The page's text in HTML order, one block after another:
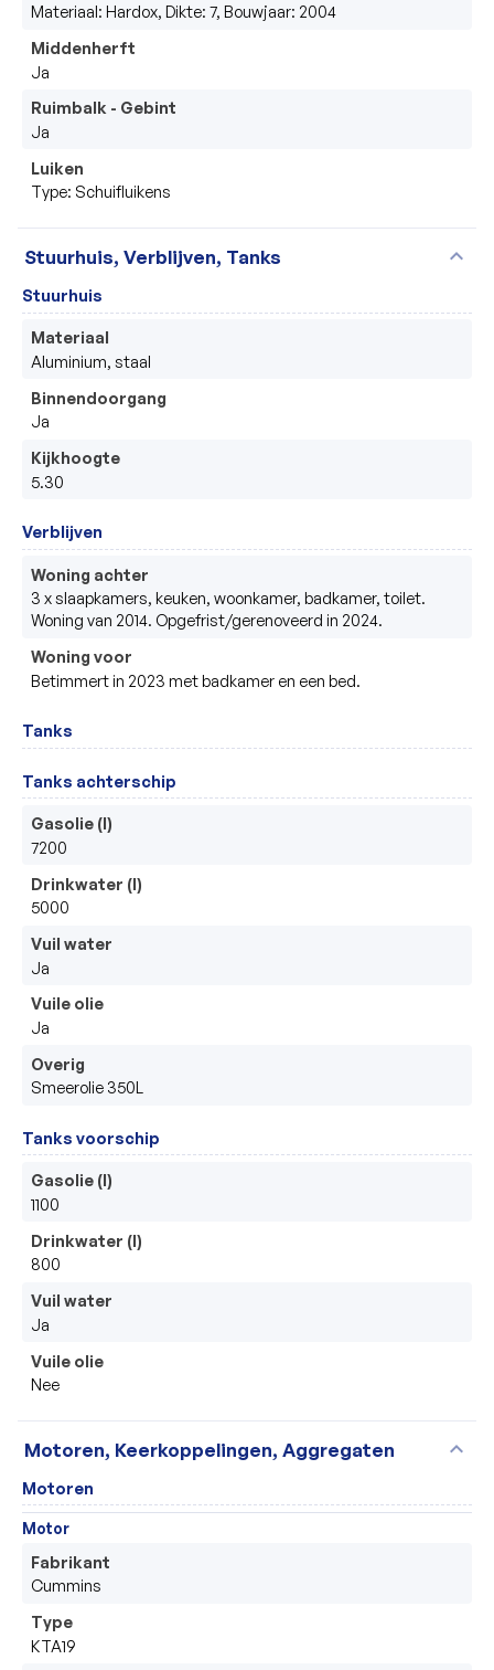
Materiaal: Hardox, Dikte: 7, Bouwjaar: 2004
Middenherft
Ja
Ruimbalk - Gebint
Ja
Luiken
Type: Schuifluikens
Stuurhuis, Verblijven, Tanks expand_more
Stuurhuis
Materiaal
Aluminium, staal
Binnendoorgang
Ja
Kijkhoogte
5.30
Verblijven
Woning achter
3 x slaapkamers, keuken, woonkamer, badkamer, toilet.
Woning van 2014. Opgefrist/gerenoveerd in 2024.
Woning voor
Betimmert in 2023 met badkamer en een bed.
Tanks
Tanks achterschip
Gasolie (l)
7200
Drinkwater (l)
5000
Vuil water
Ja
Vuile olie
Ja
Overig
Smeerolie 350L
Tanks voorschip
Gasolie (l)
1100
Drinkwater (l)
800
Vuil water
Ja
Vuile olie
Nee
Motoren, Keerkoppelingen, Aggregaten expand_more
Motoren
Motor
Fabrikant
Cummins
Type
KTA19